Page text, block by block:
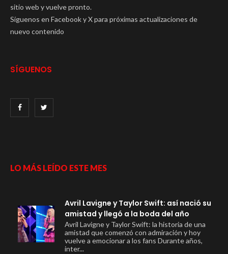
sitio web y vuelve pronto.
Síguenos en Facebook y X para próximas actualizaciones de
nuevo contenido
SÍGUENOS
LO MÁS LEÍDO ESTE MES
Avril Lavigne y Taylor Swift: así nació su
amistad y llegó a la boda del año
Avril Lavigne y Taylor Swift: la historia de una
amistad que comenzó con admiración y hoy
vuelve a emocionar a los fans Durante años,
inter...